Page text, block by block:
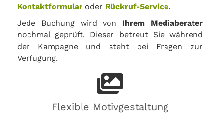
Kontaktformular oder Rückruf-Service.
Jede Buchung wird von Ihrem Mediaberater
nochmal geprüft. Dieser betreut Sie während
der Kampagne und steht bei Fragen zur
Verfügung.
Flexible Motivgestaltung